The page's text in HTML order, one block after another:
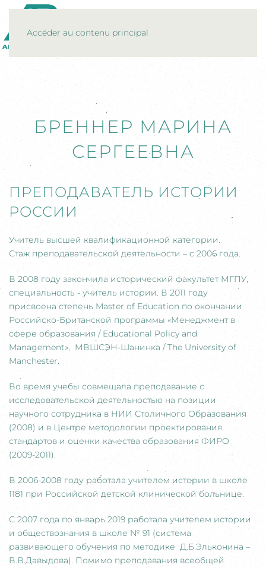
Accéder au contenu principal
БРЕННЕР МАРИНА
СЕРГЕЕВНА
ПРЕПОДАВАТЕЛЬ ИСТОРИИ
РОССИИ
Учитель высшей квалификационной категории.
Стаж преподавательской деятельности – с 2006 года.
В 2008 году закончила исторический факультет МГПУ,
специальность - учитель истории. В 2011 году
присвоена степень Master of Education по окончании
Российско-Британской программы «Менеджмент в
сфере образования / Educational Policy and
Management», МВШСЭН-Шанинка / The University of
Manchester.
Во время учебы совмещала преподавание с
исследовательской деятельностью на позиции
научного сотрудника в НИИ Столичного Образования
(2008) и в Центре методологии проектирования
стандартов и оценки качества образования ФИРО
(2009-2011).
В 2006-2008 году работала учителем истории в школе
1181 при Российской детской клинической больнице.
С 2007 года по январь 2019 работала учителем истории
и обществознания в школе № 91 (система
развивающего обучения по методике Д.Б.Эльконина –
В.В.Давыдова). Помимо преподавания всеобщей